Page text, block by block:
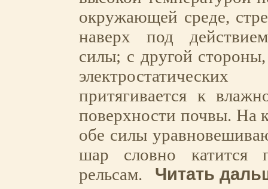
окружающей среде,
наверх под
силы; с другой
притягивается к
поверхности почвы. На
обе силы
шар словно катится
рельсам. Читать